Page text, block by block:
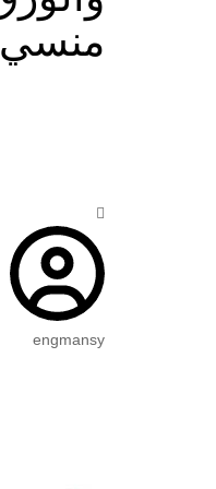
منسي
engmansy